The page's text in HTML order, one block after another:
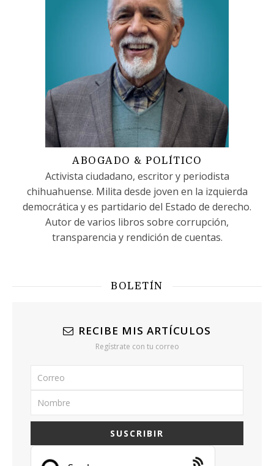
ABOGADO & POLÍTICO
Activista ciudadano, escritor y periodista
chihuahuense. Milita desde joven en la izquierda
democrática y es partidario del Estado de derecho.
Autor de varios libros sobre corrupción,
transparencia y rendición de cuentas.
BOLETÍN
RECIBE MIS ARTÍCULOS
Regístrate con tu correo